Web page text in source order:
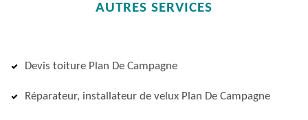
AUTRES SERVICES
Devis toiture Plan De Campagne
Réparateur, installateur de velux Plan De Campagne